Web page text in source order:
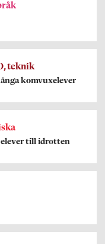
teknik
komvuxelever
till idrotten